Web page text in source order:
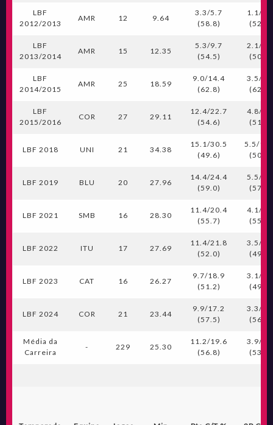
LBF
2012/2013
AMR 12 9.64
3.3/5.7
(58.8)
1.1/
(52.0)
LBF
2013/2014
AMR 15 12.35
5.3/9.7
(54.5)
2.1/
(50.8)
LBF
2014/2015
AMR 25 18.59
9.0/14.4
(62.8)
3.5/
(62.6)
LBF
2015/2016
COR 27 29.11
12.4/22.7
(54.6)
4.8/
(51.8)
LBF 2018 UNI 21 34.38
15.1/30.5
(49.6)
5.5/
(50.7)
LBF 2019 BLU 20 27.96
14.4/24.4
(59.0)
5.5/
(57.6)
LBF 2021 SMB 16 28.30
11.4/20.4
(55.7)
4.1/
(55.6)
LBF 2022 ITU 17 27.69
11.4/21.8
(52.0)
3.5/
(49.2)
LBF 2023 CAT 16 26.27
9.7/18.9
(51.2)
3.1/
(49.0)
LBF 2024 COR 21 23.44
9.9/17.2
(57.5)
3.3/
(56.6)
Média da
Carreira
- 229 25.30
11.2/19.6
(56.8)
3.9/
(53.2)